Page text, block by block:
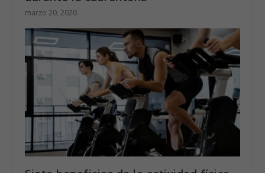
marzo 20, 2020